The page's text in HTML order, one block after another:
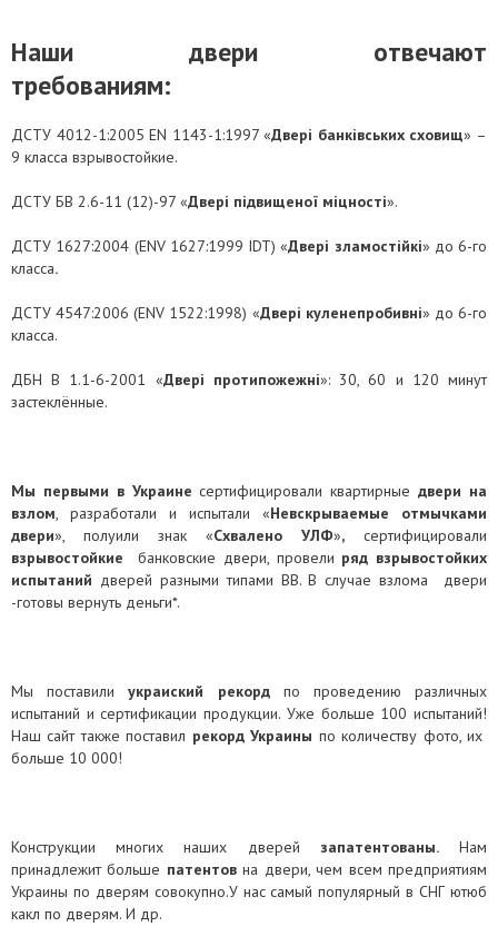
Наши двери отвечают
требованиям:
ДСТУ 4012-1:2005 EN 1143-1:1997 «Двері банківських сховищ» –
9 класса взрывостойкие.
ДСТУ БВ 2.6-11 (12)-97 «Двері підвищеної міцності».
ДСТУ 1627:2004 (ENV 1627:1999 IDT) «Двері зламостійкі» до 6-го
класса.
ДСТУ 4547:2006 (ENV 1522:1998) «Двері куленепробивні» до 6-го
класса.
ДБН В 1.1-6-2001 «Двері протипожежні»: 30, 60 и 120 минут
застеклённые.
Мы первыми в Украине сертифицировали квартирныедвери на
взлом, разработали и испытали «Невскрываемые отмычками
двери», полуили знак «Схвалено УЛФ», сертифицировали
взрывостойкие банковские двери, провели ряд взрывостойких
испытаний дверей разными типами ВВ. В случае взлома двери
-готовы вернуть деньги*.
Мы поставилиукраиский рекорд по проведению различных
испытаний и сертификации продукции. Уже больше 100 испытаний!
Наш сайт также поставил рекорд Украины по количеству фото, их
больше 10 000!
Конструкции многих наших дверей запатентованы.Нам
принадлежит больше патентовна двери, чем всем предприятиям
Украины по дверям совокупно.У нас самый популярный в СНГ ютюб
какл по дверям. И др.